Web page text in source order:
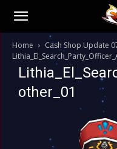
Home
Cash Shop Update
other_01